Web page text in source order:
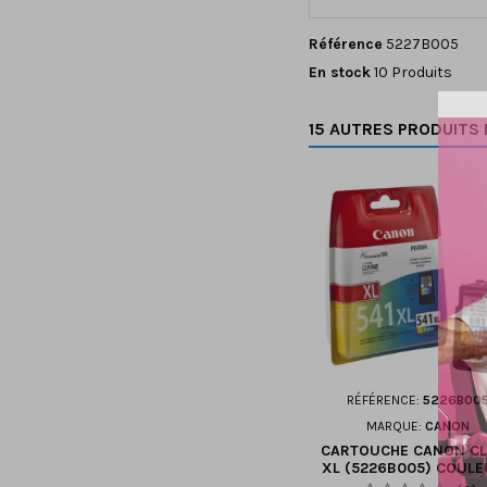
Référence 5227B005
En stock10 Produits
15 AUTRES
RÉFÉRENCE:5226B005
MARQUE:CANON
CARTOUCHE CANON
XL (5226B005)